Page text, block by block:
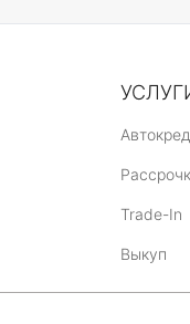
Trade-In
Выкуп